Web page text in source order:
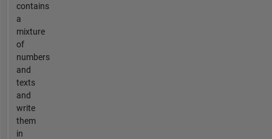
contains
a
mixture
of
numbers
and
texts
and
write
them
in